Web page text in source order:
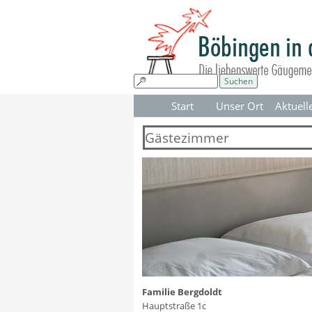
Start Unser Ort ▼
Suchen
Gästezimmer
Familie Bergdoldt
Hauptstraße 1c